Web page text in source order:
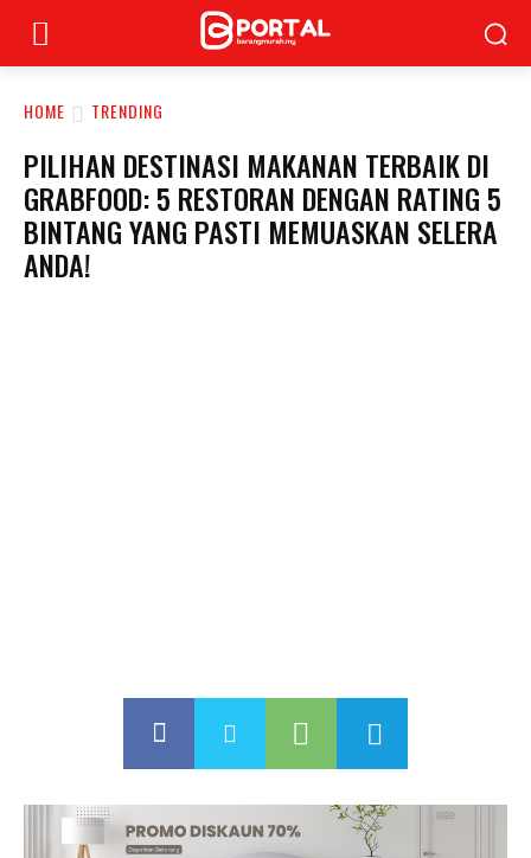
HOME TRENDING
PILIHAN DESTINASI MAKANAN TERBAIK DI
GRABFOOD: 5 RESTORAN DENGAN RATING 5
BINTANG YANG PASTI MEMUASKAN SELERA
ANDA!